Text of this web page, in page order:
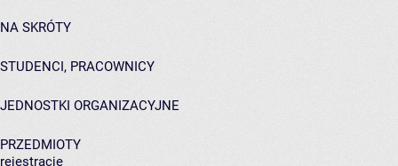
NA SKRÓTY
STUDENCI, PRACOWNICY
JEDNOSTKI ORGANIZACYJNE
PRZEDMIOTY
rejestracje